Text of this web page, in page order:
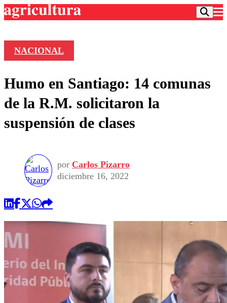
Frecuencias
Agricultura TV
Deportes
Colo Colo
Seleccion Chilena
Torneo Internacional
Entretención
Economía
Internacional
Publicaciones en medios
Opinión
NACIONAL
Humo en Santiago: 14 comunas
de la R.M. solicitaron la
suspensión de clases
por Carlos Pizarro
diciembre 16, 2022